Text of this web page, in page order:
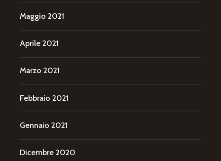
Maggio 2021
Aprile 2021
Marzo 2021
Febbraio 2021
Gennaio 2021
Dicembre 2020